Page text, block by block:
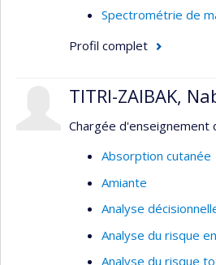
Spectrométrie de
Profil complet
TITRI-ZAIBAK,
Chargée d'enseignement
Absorption cutanée
Amiante
Analyse
Analyse du risque
Analyse du risque